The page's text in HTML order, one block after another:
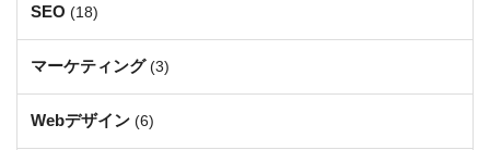
SEO (18)
マーケティング(3)
Webデザイン (6)